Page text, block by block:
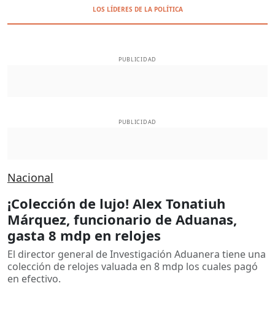
LOS LÍDERES DE LA POLÍTICA
PUBLICIDAD
PUBLICIDAD
Nacional
¡Colección de lujo! Alex Tonatiuh
Márquez, funcionario de Aduanas,
gasta 8 mdp en relojes
El director general de Investigación Aduanera tiene una
colección de relojes valuada en 8 mdp los cuales pagó
en efectivo.